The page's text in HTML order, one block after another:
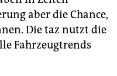
aber die Chance,
Die taz nutzt die
Fahrzeugtrends